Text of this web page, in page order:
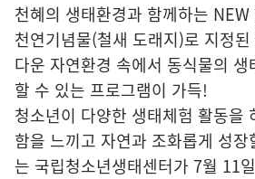
천혜의 생태환경과 함께하는
천연기념물(철새 도래지)로 지정
다운 자연환경 속에서 동식물의
할 수 있는 프로그램이 가득!
청소년이 다양한 생태체험 활동을
함을 느끼고 자연과 조화롭게 성
는 국립청소년생태센터가 7월 11